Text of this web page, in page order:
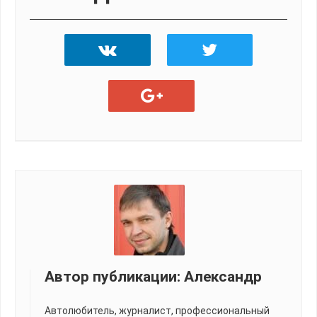
Автор публикации: Александр
Автолюбитель, журналист, профессиональный